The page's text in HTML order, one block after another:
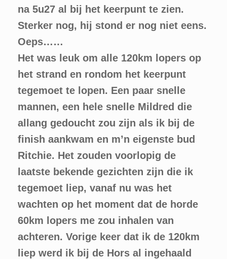
na 5u27 al bij het keerpunt te zien.
Sterker nog, hij stond er nog niet eens.
Oeps……
Het was leuk om alle 120km lopers op
het strand en rondom het keerpunt
tegemoet te lopen. Een paar snelle
mannen, een hele snelle Mildred die
allang gedoucht zou zijn als ik bij de
finish aankwam en m’n eigenste bud
Ritchie. Het zouden voorlopig de
laatste bekende gezichten zijn die ik
tegemoet liep, vanaf nu was het
wachten op het moment dat de horde
60km lopers me zou inhalen van
achteren. Vorige keer dat ik de 120km
liep werd ik bij de Hors al ingehaald